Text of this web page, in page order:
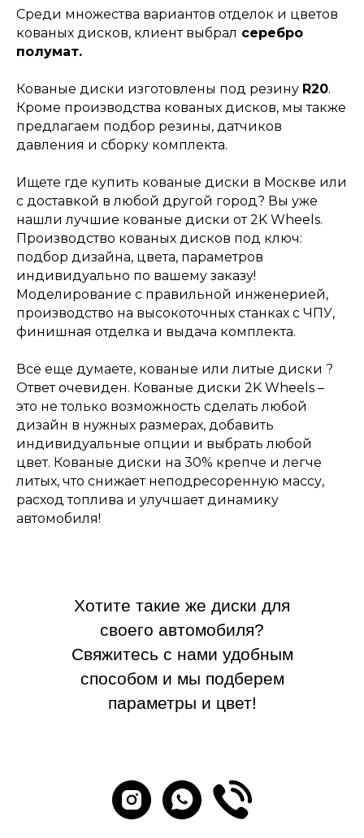
Среди множества вариантов отделок и цветов
кованых дисков, клиент выбрал серебро
полумат.
Кованые диски изготовлены под резину R20.
Кроме производства кованых дисков, мы также
предлагаем подбор резины, датчиков
давления и сборку комплекта.
Ищете где купить кованые диски в Москве или
с доставкой в любой другой город? Вы уже
нашли лучшие кованые диски от 2K Wheels.
Производство кованых дисков под ключ:
подбор дизайна, цвета, параметров
индивидуально по вашему заказу!
Моделирование с правильной инженерией,
производство на высокоточных станках с ЧПУ,
финишная отделка и выдача комплекта.
Всё еще думаете, кованые или литые диски ?
Ответ очевиден. Кованые диски 2K Wheels –
это не только возможность сделать любой
дизайн в нужных размерах, добавить
индивидуальные опции и выбрать любой
цвет. Кованые диски на 30% крепче и легче
литых, что снижает неподресоренную массу,
расход топлива и улучшает динамику
автомобиля!
Хотите такие же диски для
своего автомобиля?
Свяжитесь с нами удобным
способом и мы подберем
параметры и цвет!